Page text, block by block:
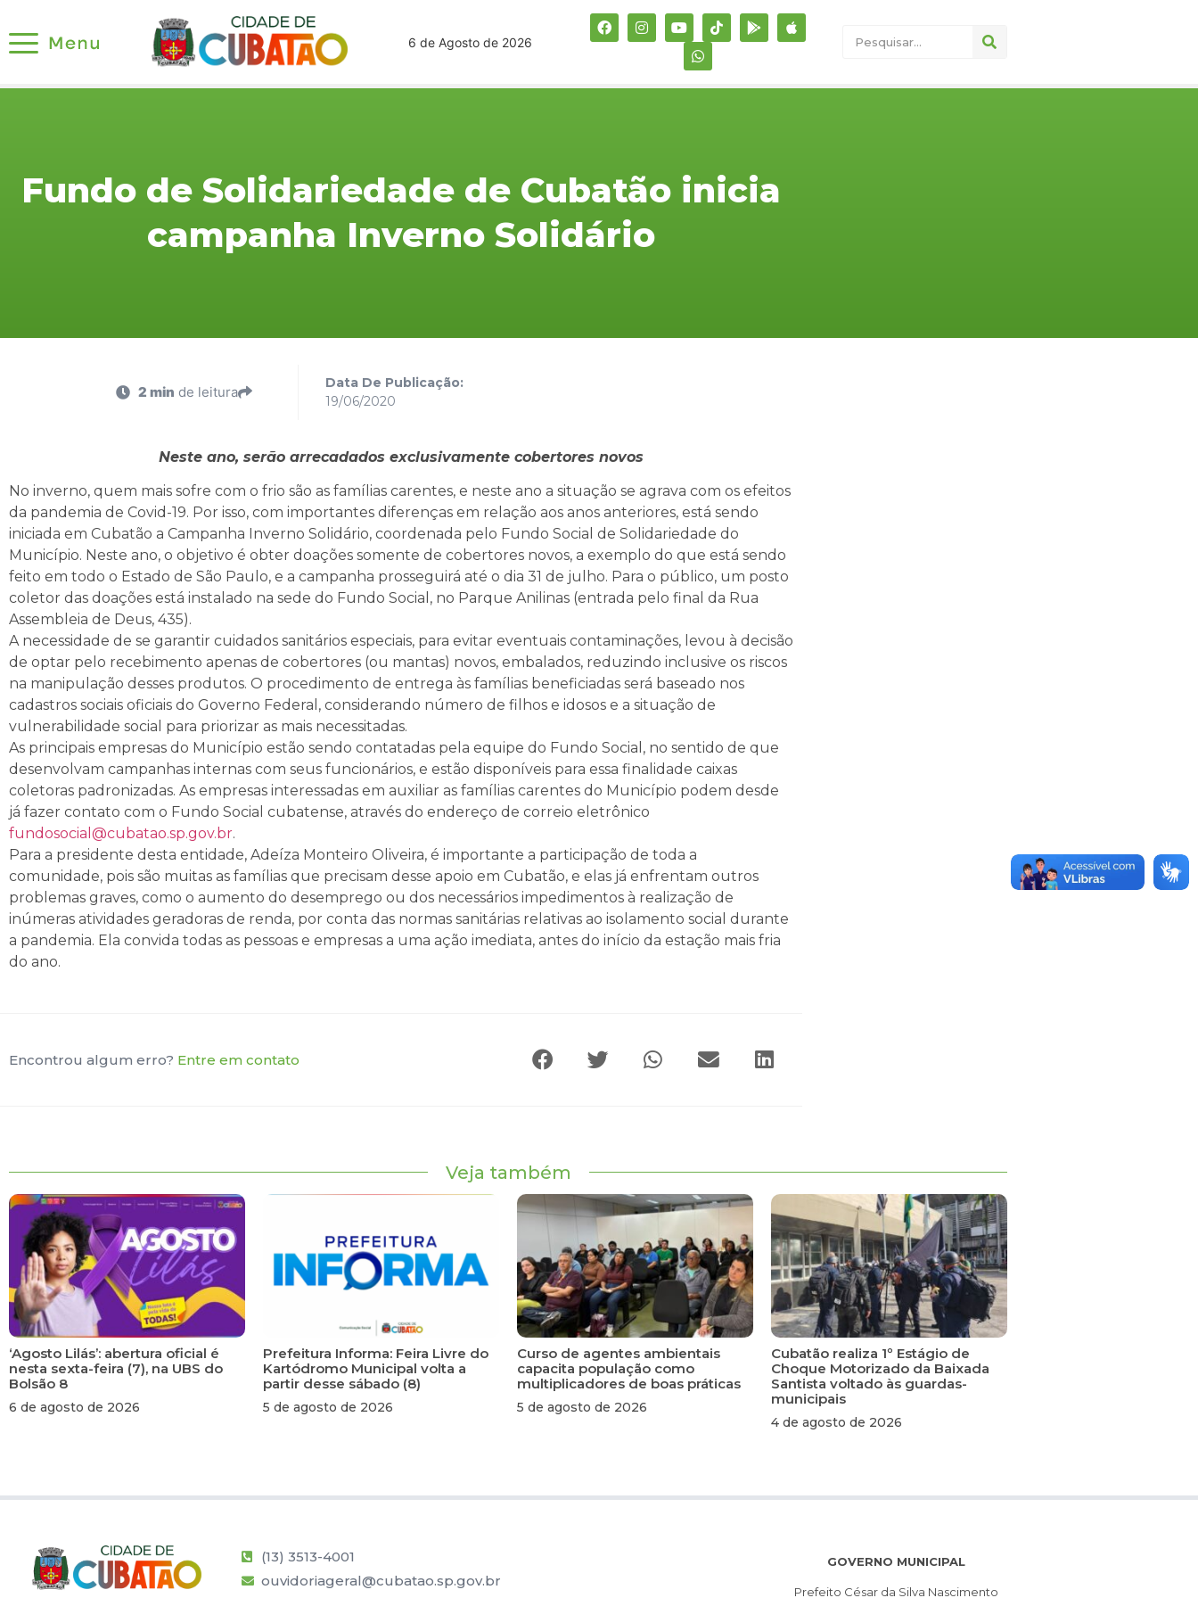
6 de Agosto de 2026
Fundo de Solidariedade de Cubatão inicia
campanha Inverno Solidário
2 min de leitura
Data De Publicação:
19/06/2020
Neste ano, serão arrecadados exclusivamente cobertores novos
No inverno, quem mais sofre com o frio são as famílias carentes, e neste ano a situação se agrava com os efeitos
da pandemia de Covid-19. Por isso, com importantes diferenças em relação aos anos anteriores, está sendo
iniciada em Cubatão a Campanha Inverno Solidário, coordenada pelo Fundo Social de Solidariedade do
Município. Neste ano, o objetivo é obter doações somente de cobertores novos, a exemplo do que está sendo
feito em todo o Estado de São Paulo, e a campanha prosseguirá até o dia 31 de julho. Para o público, um posto
coletor das doações está instalado na sede do Fundo Social, no Parque Anilinas (entrada pelo final da Rua
Assembleia de Deus, 435).
A necessidade de se garantir cuidados sanitários especiais, para evitar eventuais contaminações, levou à decisão
de optar pelo recebimento apenas de cobertores (ou mantas) novos, embalados, reduzindo inclusive os riscos
na manipulação desses produtos. O procedimento de entrega às famílias beneficiadas será baseado nos
cadastros sociais oficiais do Governo Federal, considerando número de filhos e idosos e a situação de
vulnerabilidade social para priorizar as mais necessitadas.
As principais empresas do Município estão sendo contatadas pela equipe do Fundo Social, no sentido de que
desenvolvam campanhas internas com seus funcionários, e estão disponíveis para essa finalidade caixas
coletoras padronizadas. As empresas interessadas em auxiliar as famílias carentes do Município podem desde
já fazer contato com o Fundo Social cubatense, através do endereço de correio eletrônico
fundosocial@cubatao.sp.gov.br.
Para a presidente desta entidade, Adeíza Monteiro Oliveira, é importante a participação de toda a
comunidade, pois são muitas as famílias que precisam desse apoio em Cubatão, e elas já enfrentam outros
problemas graves, como o aumento do desemprego ou dos necessários impedimentos à realização de
inúmeras atividades geradoras de renda, por conta das normas sanitárias relativas ao isolamento social durante
a pandemia. Ela convida todas as pessoas e empresas a uma ação imediata, antes do início da estação mais fria
do ano.
Encontrou algum erro? Entre em contato
Veja também
‘Agosto Lilás’: abertura oficial é
nesta sexta-feira (7), na UBS do
Bolsão 8
6 de agosto de 2026
Prefeitura Informa: Feira Livre do
Kartódromo Municipal volta a
partir desse sábado (8)
5 de agosto de 2026
Curso de agentes ambientais
capacita população como
multiplicadores de boas práticas
5 de agosto de 2026
Cubatão realiza 1º Estágio de
Choque Motorizado da Baixada
Santista voltado às guardas-
municipais
4 de agosto de 2026
(13) 3513-4001
ouvidoriageral@cubatao.sp.gov.br
GOVERNO MUNICIPAL
Prefeito César da Silva Nascimento